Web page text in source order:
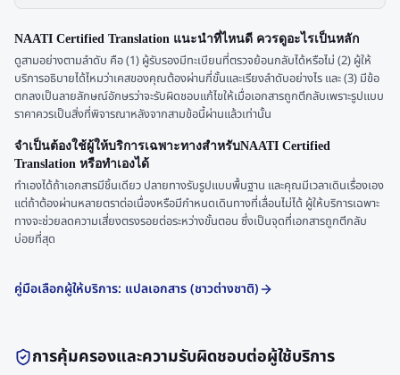
NAATI Certified Translation แนะนำที่ไหนดี ควรดูอะไรเป็นหลัก
ดูสามอย่างตามลำดับ คือ (1) ผู้รับรองมีทะเบียนที่ตรวจย้อนกลับได้หรือไม่ (2) ผู้ให้
บริการอธิบายได้ไหมว่าเคสของคุณต้องผ่านกี่ขั้นและเรียงลำดับอย่างไร และ (3) มีข้อ
ตกลงเป็นลายลักษณ์อักษรว่าจะรับผิดชอบแก้ไขให้เมื่อเอกสารถูกตีกลับเพราะรูปแบบ
ราคาควรเป็นสิ่งที่พิจารณาหลังจากสามข้อนี้ผ่านแล้วเท่านั้น
จำเป็นต้องใช้ผู้ให้บริการเฉพาะทางสำหรับNAATI Certified
Translation หรือทำเองได้
ทำเองได้ถ้าเอกสารมีชิ้นเดียว ปลายทางรับรูปแบบพื้นฐาน และคุณมีเวลาเดินเรื่องเอง
แต่ถ้าต้องผ่านหลายตราต่อเนื่องหรือมีกำหนดเดินทางที่เลื่อนไม่ได้ ผู้ให้บริการเฉพาะ
ทางจะช่วยลดความเสี่ยงตรงรอยต่อระหว่างขั้นตอน ซึ่งเป็นจุดที่เอกสารถูกตีกลับ
บ่อยที่สุด
คู่มือเลือกผู้ให้บริการ: แปลเอกสาร (ชาวต่างชาติ)
การคุ้มครองและความรับผิดชอบต่อผู้ใช้บริการ